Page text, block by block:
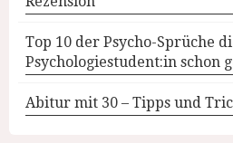
Top 10 der Psycho-Sprüche
Psychologiestudent:in schon
Abitur mit 30 – Tipps und